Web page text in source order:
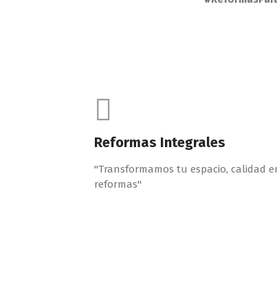
Reformas Integrales
"Transformamos tu espacio, calidad
reformas"